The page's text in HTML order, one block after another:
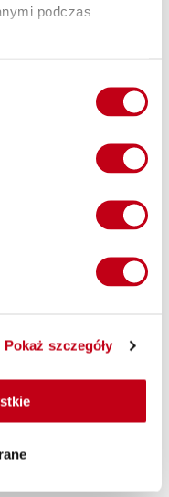
podczas
Pokaż szczegóły
tylko z najlepszych
są nie tylko zdrowe, ale
zbilansowana i
posiłki, które zawierają
Dzięki temu nasza
wyciągnięcie ręki.